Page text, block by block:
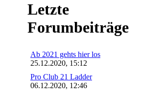
Letzte
Forumbeiträge
Ab 2021 gehts hier los
25.12.2020, 15:12
Pro Club 21 Ladder
06.12.2020, 12:46